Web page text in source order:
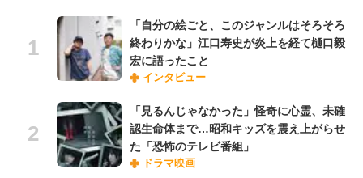
「自分の絵ごと、このジャンルはそろそろ
終わりかな」江口寿史が炎上を経て樋口毅
宏に語ったこと
インタビュー
「見るんじゃなかった」怪奇に心霊、未確
認生命体まで…昭和キッズを震え上がらせ
た「恐怖のテレビ番組」
ドラマ映画